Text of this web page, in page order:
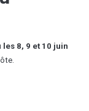
les 8, 9 et 10 juin